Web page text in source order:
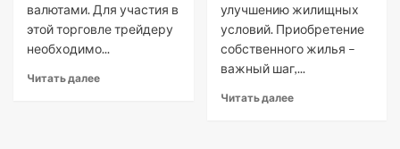
валютами. Для участия в
этой торговле трейдеру
необходимо...
Читать далее
улучшению жилищных
условий. Приобретение
собственного жилья –
важный шаг,...
Читать далее